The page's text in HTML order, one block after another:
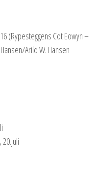
(Rypesteggens Cot Eowyn –
Arild W. Hansen